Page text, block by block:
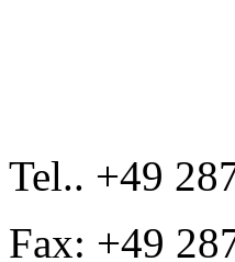
Tel.. +49
Fax: +49